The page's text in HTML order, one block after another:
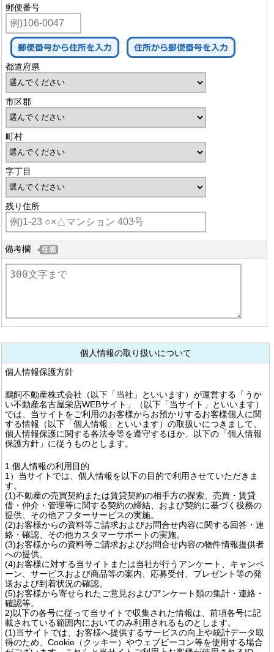
郵便番号
都道府県
市区郡
町村
字丁目
残り住所
備考欄
個人情報の取り扱いについて
個人情報保護方針
鵜飼不動産株式会社（以下「当社」といいます）が運営する「うか
い不動産名古屋栄店WEBサイト」（以下「当サイト」といいます）
では、当サイトをご利用のお客様からお預かりするお客様個人に関
する情報（以下「個人情報」といいます）の取扱いにつきまして、
個人情報保護に関する各法令等を遵守するほか、以下の「個人情報
保護方針」に従うものとします。
1.個人情報の利用目的
1）当サイトでは、個人情報を以下の目的で利用させていただきま
す。
(1)不動産の売買契約または賃貸契約の相手方の探索、売買・賃貸
借・仲介・管理等に関する契約の締結、および契約に基づく役務の
提供、その他アフターサービスの実施。
(2)お客様からの資料等ご請求およびお問合せ内容に関する回答・連
絡・確認、その他カスタマーサポートの実施。
(3)お客様からの資料等ご請求およびお問合せ内容の物件情報提供者
への提供。
(4)お客様に対する当サイトまたは当社が行うアンケート、キャンペ
ーン、サービスおよび商品等の案内、応募受付、プレゼント等の発
送および到着状況の確認。
(5)お客様から寄せられたご意見およびアンケート類の集計・連絡・
確認等。
2)以下の各号に従って当サイトで収集された情報は、前項各号に記
載されている範囲内においてのみ利用されるものとします。
(1)当サイトでは、お客様へ提供するサービスの向上や統計データ取
得のため、Cookie（クッキー）やウェブビーコン等を使用する場合